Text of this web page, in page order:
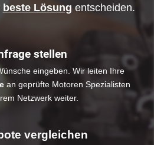
beste Lösung entscheiden.
stellen
eingeben. Wir leiten Ihre
an geprüfte Motoren Spezialisten
Netzwerk weiter.
vergleichen